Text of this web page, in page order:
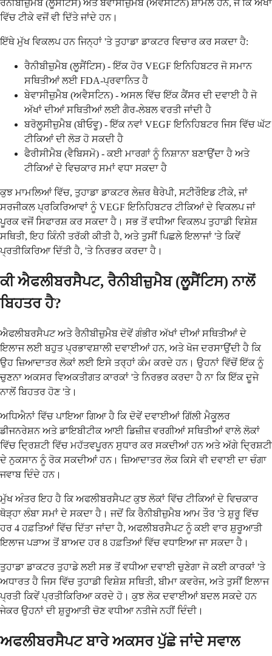
ਰੈਨੀਬੀਜ਼ੁਮੈਬ (ਲੂਸੈਂਟਿਸ) ਅਤੇ ਬੇਵਾਸੀਜ਼ੁਮੈਬ (ਅਵੈਸਟਿਨ) ਸ਼ਾਮਲ ਹਨ, ਜੋ ਕਿ ਅੱਖਾਂ
ਵਿੱਚ ਟੀਕੇ ਵਜੋਂ ਵੀ ਦਿੱਤੇ ਜਾਂਦੇ ਹਨ।
ਇੱਥੇ ਮੁੱਖ ਵਿਕਲਪ ਹਨ ਜਿਨ੍ਹਾਂ 'ਤੇ ਤੁਹਾਡਾ ਡਾਕਟਰ ਵਿਚਾਰ ਕਰ ਸਕਦਾ ਹੈ:
ਰੈਨੀਬੀਜ਼ੁਮੈਬ (ਲੂਸੈਂਟਿਸ) - ਇੱਕ ਹੋਰ VEGF ਇਨਿਹਿਬਟਰ ਜੋ ਸਮਾਨ
ਸਥਿਤੀਆਂ ਲਈ FDA-ਪ੍ਰਵਾਨਿਤ ਹੈ
ਬੇਵਾਸੀਜ਼ੁਮੈਬ (ਅਵੈਸਟਿਨ) - ਅਸਲ ਵਿੱਚ ਇੱਕ ਕੈਂਸਰ ਦੀ ਦਵਾਈ ਹੈ ਜੋ
ਅੱਖਾਂ ਦੀਆਂ ਸਥਿਤੀਆਂ ਲਈ ਗੈਰ-ਲੇਬਲ ਵਰਤੀ ਜਾਂਦੀ ਹੈ
ਬਰੋਲੂਸੀਜ਼ੁਮੈਬ (ਬੀਓਵੂ) - ਇੱਕ ਨਵਾਂ VEGF ਇਨਿਹਿਬਟਰ ਜਿਸ ਵਿੱਚ ਘੱਟ
ਟੀਕਿਆਂ ਦੀ ਲੋੜ ਹੋ ਸਕਦੀ ਹੈ
ਫੈਰੀਸੀਮੈਬ (ਵੈਬਿਸਮੋ) - ਕਈ ਮਾਰਗਾਂ ਨੂੰ ਨਿਸ਼ਾਨਾ ਬਣਾਉਂਦਾ ਹੈ ਅਤੇ
ਟੀਕਿਆਂ ਦੇ ਵਿਚਕਾਰ ਸਮਾਂ ਵਧਾ ਸਕਦਾ ਹੈ
ਕੁਝ ਮਾਮਲਿਆਂ ਵਿੱਚ, ਤੁਹਾਡਾ ਡਾਕਟਰ ਲੇਜ਼ਰ ਥੈਰੇਪੀ, ਸਟੀਰੌਇਡ ਟੀਕੇ, ਜਾਂ
ਸਰਜੀਕਲ ਪ੍ਰਕਿਰਿਆਵਾਂ ਨੂੰ VEGF ਇਨਿਹਿਬਟਰ ਟੀਕਿਆਂ ਦੇ ਵਿਕਲਪ ਜਾਂ
ਪੂਰਕ ਵਜੋਂ ਸਿਫਾਰਸ਼ ਕਰ ਸਕਦਾ ਹੈ। ਸਭ ਤੋਂ ਵਧੀਆ ਵਿਕਲਪ ਤੁਹਾਡੀ ਵਿਸ਼ੇਸ਼
ਸਥਿਤੀ, ਇਹ ਕਿੰਨੀ ਤਰੱਕੀ ਕੀਤੀ ਹੈ, ਅਤੇ ਤੁਸੀਂ ਪਿਛਲੇ ਇਲਾਜਾਂ 'ਤੇ ਕਿਵੇਂ
ਪ੍ਰਤੀਕਿਰਿਆ ਦਿੱਤੀ ਹੈ, 'ਤੇ ਨਿਰਭਰ ਕਰਦਾ ਹੈ।
ਕੀ ਐਫਲੀਬਰਸੈਪਟ, ਰੈਨੀਬੀਜ਼ੁਮੈਬ (ਲੂਸੈਂਟਿਸ) ਨਾਲੋਂ
ਬਿਹਤਰ ਹੈ?
ਐਫਲੀਬਰਸੈਪਟ ਅਤੇ ਰੈਨੀਬੀਜ਼ੁਮੈਬ ਦੋਵੇਂ ਗੰਭੀਰ ਅੱਖਾਂ ਦੀਆਂ ਸਥਿਤੀਆਂ ਦੇ
ਇਲਾਜ ਲਈ ਬਹੁਤ ਪ੍ਰਭਾਵਸ਼ਾਲੀ ਦਵਾਈਆਂ ਹਨ, ਅਤੇ ਖੋਜ ਦਰਸਾਉਂਦੀ ਹੈ ਕਿ
ਉਹ ਜ਼ਿਆਦਾਤਰ ਲੋਕਾਂ ਲਈ ਇਸੇ ਤਰ੍ਹਾਂ ਕੰਮ ਕਰਦੇ ਹਨ। ਉਹਨਾਂ ਵਿੱਚੋਂ ਇੱਕ ਨੂੰ
ਚੁਣਨਾ ਅਕਸਰ ਵਿਅਕਤੀਗਤ ਕਾਰਕਾਂ 'ਤੇ ਨਿਰਭਰ ਕਰਦਾ ਹੈ ਨਾ ਕਿ ਇੱਕ ਦੂਜੇ
ਨਾਲੋਂ ਬਿਹਤਰ ਹੋਣ 'ਤੇ।
ਅਧਿਐਨਾਂ ਵਿੱਚ ਪਾਇਆ ਗਿਆ ਹੈ ਕਿ ਦੋਵੇਂ ਦਵਾਈਆਂ ਗਿੱਲੀ ਮੈਕੂਲਰ
ਡੀਜਨਰੇਸ਼ਨ ਅਤੇ ਡਾਇਬੀਟੀਕ ਆਈ ਡਿਜ਼ੀਜ਼ ਵਰਗੀਆਂ ਸਥਿਤੀਆਂ ਵਾਲੇ ਲੋਕਾਂ
ਵਿੱਚ ਦ੍ਰਿਸ਼ਟੀ ਵਿੱਚ ਮਹੱਤਵਪੂਰਨ ਸੁਧਾਰ ਕਰ ਸਕਦੀਆਂ ਹਨ ਅਤੇ ਅੱਗੇ ਦ੍ਰਿਸ਼ਟੀ
ਦੇ ਨੁਕਸਾਨ ਨੂੰ ਰੋਕ ਸਕਦੀਆਂ ਹਨ। ਜ਼ਿਆਦਾਤਰ ਲੋਕ ਕਿਸੇ ਵੀ ਦਵਾਈ ਦਾ ਚੰਗਾ
ਜਵਾਬ ਦਿੰਦੇ ਹਨ।
ਮੁੱਖ ਅੰਤਰ ਇਹ ਹੈ ਕਿ ਅਫਲੀਬਰਸੈਪਟ ਕੁਝ ਲੋਕਾਂ ਵਿੱਚ ਟੀਕਿਆਂ ਦੇ ਵਿਚਕਾਰ
ਥੋੜ੍ਹਾ ਲੰਬਾ ਸਮਾਂ ਦੇ ਸਕਦਾ ਹੈ। ਜਦੋਂ ਕਿ ਰੈਨੀਬੀਜ਼ੁਮੈਬ ਆਮ ਤੌਰ 'ਤੇ ਸ਼ੁਰੂ ਵਿੱਚ
ਹਰ 4 ਹਫ਼ਤਿਆਂ ਵਿੱਚ ਦਿੱਤਾ ਜਾਂਦਾ ਹੈ, ਅਫਲੀਬਰਸੈਪਟ ਨੂੰ ਕਈ ਵਾਰ ਸ਼ੁਰੂਆਤੀ
ਇਲਾਜ ਪੜਾਅ ਤੋਂ ਬਾਅਦ ਹਰ 8 ਹਫ਼ਤਿਆਂ ਵਿੱਚ ਵਧਾਇਆ ਜਾ ਸਕਦਾ ਹੈ।
ਤੁਹਾਡਾ ਡਾਕਟਰ ਤੁਹਾਡੇ ਲਈ ਸਭ ਤੋਂ ਵਧੀਆ ਦਵਾਈ ਚੁਣੇਗਾ ਜੋ ਕਈ ਕਾਰਕਾਂ 'ਤੇ
ਅਧਾਰਤ ਹੈ ਜਿਸ ਵਿੱਚ ਤੁਹਾਡੀ ਵਿਸ਼ੇਸ਼ ਸਥਿਤੀ, ਬੀਮਾ ਕਵਰੇਜ, ਅਤੇ ਤੁਸੀਂ ਇਲਾਜ
ਪ੍ਰਤੀ ਕਿਵੇਂ ਪ੍ਰਤੀਕਿਰਿਆ ਕਰਦੇ ਹੋ। ਕੁਝ ਲੋਕ ਦਵਾਈਆਂ ਬਦਲ ਸਕਦੇ ਹਨ
ਜੇਕਰ ਉਹਨਾਂ ਦੀ ਸ਼ੁਰੂਆਤੀ ਚੋਣ ਵਧੀਆ ਨਤੀਜੇ ਨਹੀਂ ਦਿੰਦੀ।
ਅਫਲੀਬਰਸੈਪਟ ਬਾਰੇ ਅਕਸਰ ਪੁੱਛੇ ਜਾਂਦੇ ਸਵਾਲ